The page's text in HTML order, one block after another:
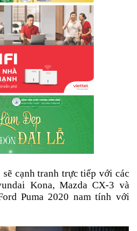
cạnh tranh trực tiếp với các
Kona, Mazda CX-3 và
Puma 2020 nam tính với